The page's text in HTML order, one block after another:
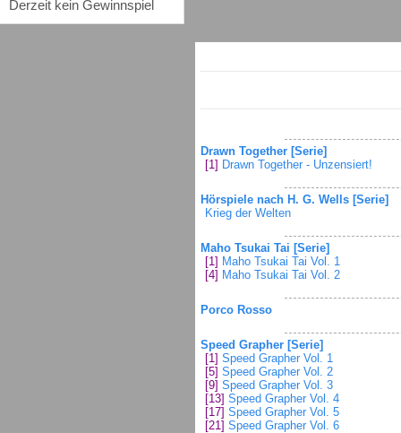
Derzeit kein Gewinnspiel
Drawn Together [Serie]
[1] Drawn Together - Unzensiert!
Hörspiele nach H. G. Wells [Serie]
Krieg der Welten
Maho Tsukai Tai [Serie]
[1] Maho Tsukai Tai Vol. 1
[4] Maho Tsukai Tai Vol. 2
Porco Rosso
Speed Grapher [Serie]
[1] Speed Grapher Vol. 1
[5] Speed Grapher Vol. 2
[9] Speed Grapher Vol. 3
[13] Speed Grapher Vol. 4
[17] Speed Grapher Vol. 5
[21] Speed Grapher Vol. 6